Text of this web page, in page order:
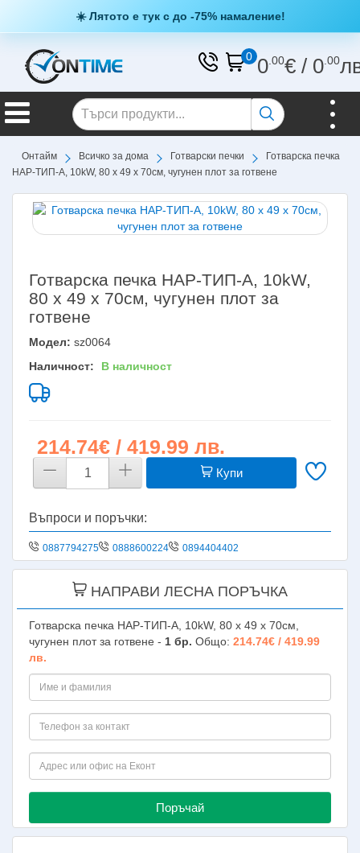
☀️ Лятото е тук с до -75% намаление!
0 0.00€/ 0.00
Онтайм Всичко за дома Готварски печки
Готварска печка
НАР-ТИП-А, 10kW, 80 х 49 х 70см, чугунен плот за готвене
Готварска печка НАР-ТИП-А, 10kW,
80 х 49 х 70см, чугунен плот за
готвене
Модел: sz0064
Наличност:
В наличност
214.74€ / 419.99 лв.
Купи
Въпроси и поръчки:
0887794275 0888600224 0894404402
НАПРАВИ ЛЕСНА ПОРЪЧКА
Готварска печка НАР-ТИП-А, 10kW, 80 х 49 х 70см,
чугунен плот за готвене - 1 бр. Общо: 214.74€ / 419.99
лв.
Поръчай